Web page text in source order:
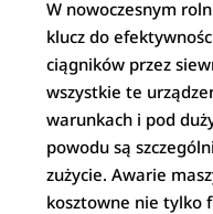
W nowoczesnym
klucz do
ciągników przez
wszystkie te
warunkach i pod
powodu są
zużycie. Awarie
kosztowne nie tylko